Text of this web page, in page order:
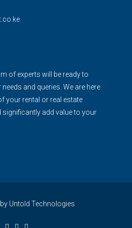
of experts will be ready to
and queries. We are here
your rental or real estate
add value to your
Untold Technologies